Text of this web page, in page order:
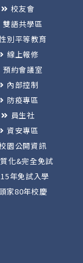
校友會
雙語共學區
別平等教育
線上報修
預約會議室
內部控制
防疫專區
員生社
資安專區
園公開資訊
化&完全免試
年免試入學
頭家80年校慶